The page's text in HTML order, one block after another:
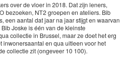
over de vloer in 2018. Dat zijn leners,
bezoeken, NT2 groepen en ateliers. Bib
een aantal dat jaar na jaar stijgt en waarvan
Joske is één van de kleinste
collectie in Brussel, maar ze doet het erg
inwonersaantal en qua uitleen voor het
collectie zit (ongeveer 10 100).